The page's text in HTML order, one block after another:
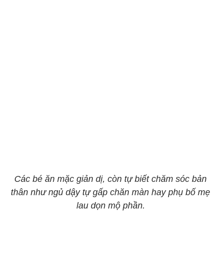
Các bé ăn mặc giản dị, còn tự biết chăm sóc bản
thân như ngủ dậy tự gấp chăn màn hay phụ bố mẹ
lau dọn mộ phần.